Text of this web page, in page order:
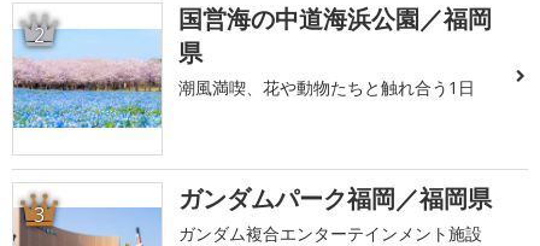
2
国営海の中道海浜公園／福岡
県
潮風満喫、花や動物たちと触れ合う1日
3 ガンダムパーク福岡／福岡県
ガンダム複合エンターテインメント施設